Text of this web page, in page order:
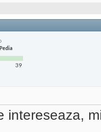
39
intereseaza,